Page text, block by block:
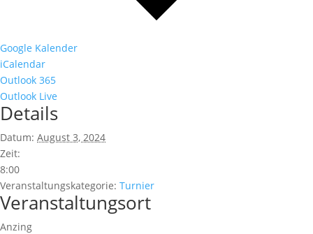
Google Kalender
iCalendar
Outlook 365
Outlook Live
Details
Datum: August 3, 2024
Zeit:
8:00
Veranstaltungskategorie: Turnier
Veranstaltungsort
Anzing